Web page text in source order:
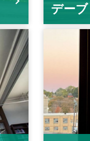
デー